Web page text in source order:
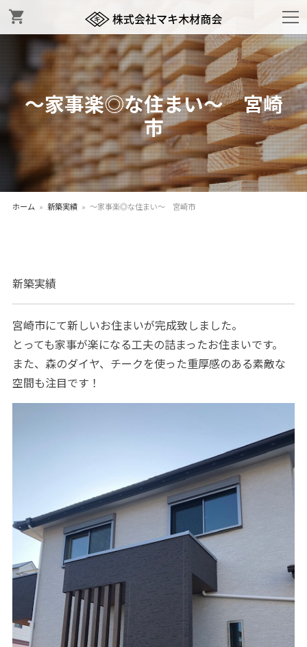
shopping_cart
～家事楽◎な住まい～ 宮崎
市
ホーム » 新築実績» ～家事楽◎な住まい～ 宮崎市
新築実績
宮崎市にて新しいお住まいが完成致しました。
とっても家事が楽になる工夫の詰まったお住まいです。
また、森のダイヤ、チークを使った重厚感のある素敵な
空間も注目です！